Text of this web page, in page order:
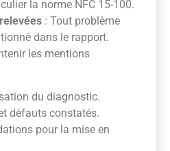
la norme NFC 15-100.
: Tout problème
dans le rapport.
les mentions
du diagnostic.
défauts constatés.
pour la mise en